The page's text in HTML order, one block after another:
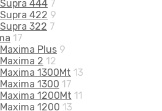
444 7
422 9
322 7
17
Plus 9
2 12
1300Mt 13
1300 17
1200Mt 11
1200 13